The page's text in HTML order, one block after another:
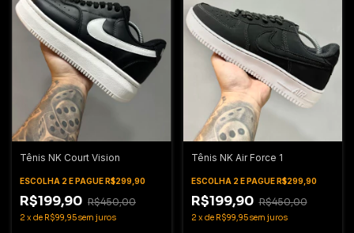
Tênis NK Court Vision
ESCOLHA 2 E PAGUE R$299,90
R$199,90 R$450,00
2 xde R$99,95sem juros
Tênis NK Air Force 1
ESCOLHA 2 E PAGUE R$299,90
R$199,90 R$450,00
2 xde R$99,95sem juros